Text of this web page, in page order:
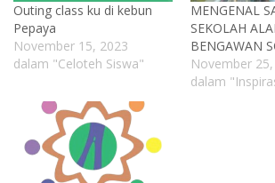
Outing class ku di kebun
Pepaya
November 15, 2023
dalam "Celoteh Siswa"
MENGENAL
SEKOLAH
BENGAWAN
November
dalam